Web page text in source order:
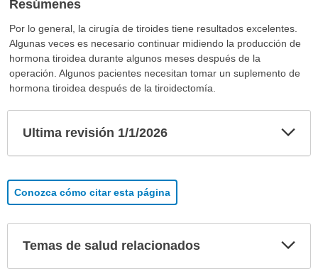
Resúmenes
Por lo general, la cirugía de tiroides tiene resultados excelentes.
Algunas veces es necesario continuar midiendo la producción de
hormona tiroidea durante algunos meses después de la
operación. Algunos pacientes necesitan tomar un suplemento de
hormona tiroidea después de la tiroidectomía.
Ultima revisión 1/1/2026
Conozca cómo citar esta página
Temas de salud relacionados